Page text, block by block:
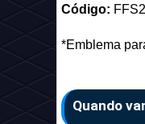
Código:
*Emblema
Quando